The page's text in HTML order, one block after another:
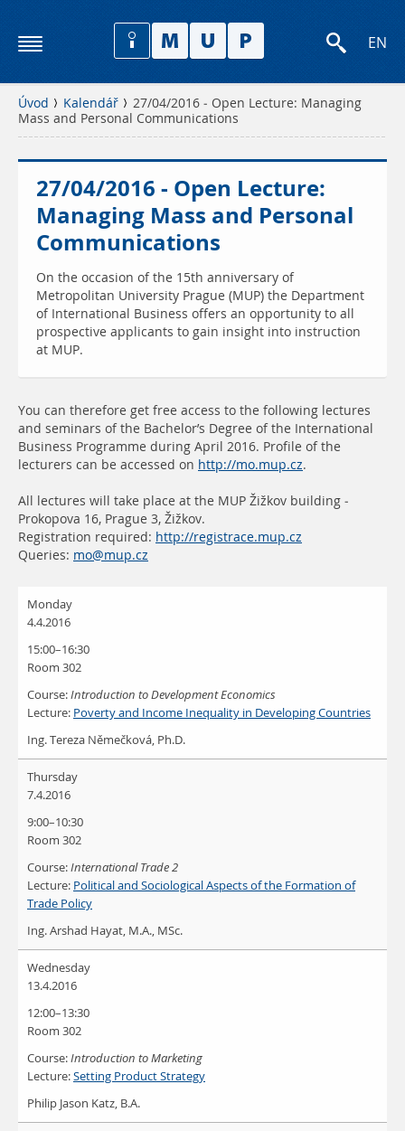
EN
Úvod Kalendář
27/04/2016 - Open Lecture: Managing
Mass and Personal Communications
27/04/2016 - Open Lecture:
Managing Mass and Personal
Communications
On the occasion of the 15th anniversary of
Metropolitan University Prague (MUP) the Department
of International Business offers an opportunity to all
prospective applicants to gain insight into instruction
at MUP.
You can therefore get free access to the following lectures
and seminars of the Bachelor’s Degree of the International
Business Programme during April 2016. Profile of the
lecturers can be accessed on http://mo.mup.cz.
All lectures will take place at the MUP Žižkov building -
Prokopova 16, Prague 3, Žižkov.
Registration required: http://registrace.mup.cz
Queries: mo@mup.cz
Monday
4.4.2016
15:00–16:30
Room 302
Course:Introduction to Development Economics
Lecture: Poverty and Income Inequality in Developing Countries
Ing. Tereza Němečková, Ph.D.
Thursday
7.4.2016
9:00–10:30
Room 302
Course:International Trade 2
Lecture: Political and Sociological Aspects of the Formation of
Trade Policy
Ing. Arshad Hayat, M.A., MSc.
Wednesday
13.4.2016
12:00–13:30
Room 302
Course:Introduction to Marketing
Lecture:Setting Product Strategy
Philip Jason Katz, B.A.